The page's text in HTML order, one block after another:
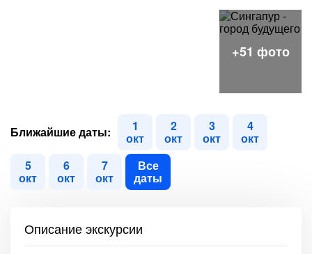
Ближайшие даты: 1
окт
2
окт
3
окт
4
окт
5
окт
6
окт
7
окт
Все
даты
Описание экскурсии